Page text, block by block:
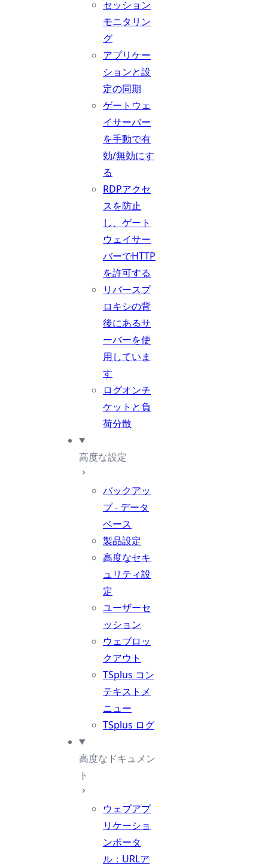
セッション
モニタリン
グ
アプリケー
ションと設
定の同期
ゲートウェ
イサーバー
を手動で有
効/無効にす
る
RDPアクセ
スを防止
し、ゲート
ウェイサー
バーでHTTP
を許可する
リバースプ
ロキシの背
後にあるサ
ーバーを使
用していま
す
ログオンチ
ケットと負
荷分散
高度な設定
バックアッ
プ - データ
ベース
製品設定
高度なセキ
ュリティ設
定
ユーザーセ
ッション
ウェブロッ
クアウト
TSplus コン
テキストメ
ニュー
TSplus ログ
高度なドキュメン
ト
ウェブアプ
リケーショ
ンポータ
ル：URLア